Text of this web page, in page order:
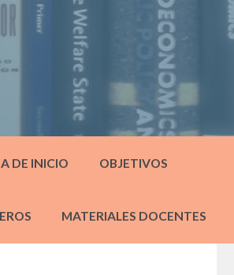
DE INICIO OBJETIVOS
MATERIALES DOCENTES